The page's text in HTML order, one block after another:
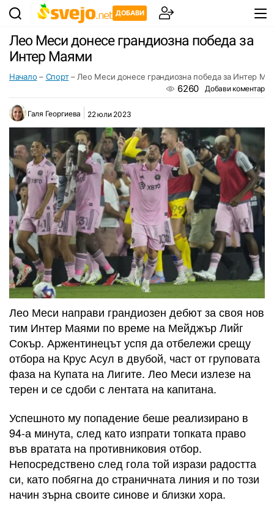
ДОБАВИ
Лео Меси донесе грандиозна победа за
Интер Маями
Начало – Спорт– Лео Меси донесе грандиозна победа за Интер
6260 Добави коментар
Галя Георгиева 22 юли 2023
Лео Меси направи грандиозен дебют за своя нов
тим Интер Маями по време на Мейджър Лийг
Сокър. Аржентинецът успя да отбележи срещу
отбора на Крус Асул в двубой, част от груповата
фаза на Купата на Лигите. Лео Меси излезе на
терен и се сдоби с лентата на капитана.
Успешното му попадение беше реализирано в
94-а минута, след като изпрати топката право
във вратата на противниковия отбор.
Непосредствено след гола той изрази радостта
си, като побягна до страничната линия и по този
начин зърна своите синове и близки хора.